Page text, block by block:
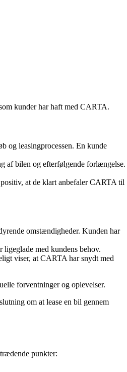
kunder har haft med CARTA.
og leasingprocessen. En kunde
af bilen og efterfølgende forlængelse.
at de klart anbefaler CARTA til
omstændigheder. Kunden har
med kundens behov.
viser, at CARTA har snydt med
forventninger og oplevelser.
om at lease en bil gennem
punkter: